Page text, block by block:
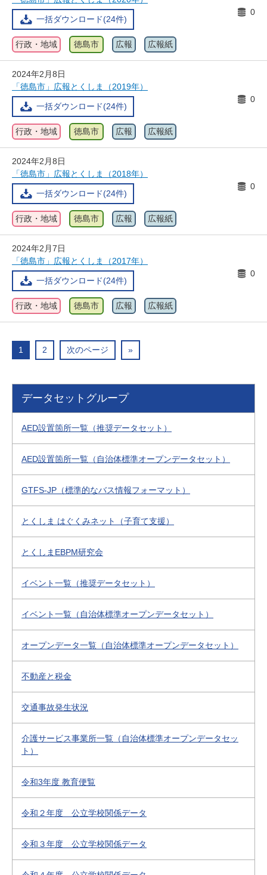
一括ダウンロード(24件)
0
行政・地域 徳島市 広報 広報紙
2024年2月8日
「徳島市」広報とくしま（2019年）
一括ダウンロード(24件)
0
行政・地域 徳島市 広報 広報紙
2024年2月8日
「徳島市」広報とくしま（2018年）
一括ダウンロード(24件)
0
行政・地域 徳島市 広報 広報紙
2024年2月7日
「徳島市」広報とくしま（2017年）
一括ダウンロード(24件)
0
行政・地域 徳島市 広報 広報紙
1 2 次のページ »
データセットグループ
AED設置箇所一覧（推奨データセット）
AED設置箇所一覧（自治体標準オープンデータセット）
GTFS-JP（標準的なバス情報フォーマット）
とくしま はぐくみネット（子育て支援）
とくしまEBPM研究会
イベント一覧（推奨データセット）
イベント一覧（自治体標準オープンデータセット）
オープンデータ一覧（自治体標準オープンデータセット）
不動産と税金
交通事故発生状況
介護サービス事業所一覧（自治体標準オープンデータセッ
ト）
令和3年度 教育便覧
令和２年度 公立学校関係データ
令和３年度 公立学校関係データ